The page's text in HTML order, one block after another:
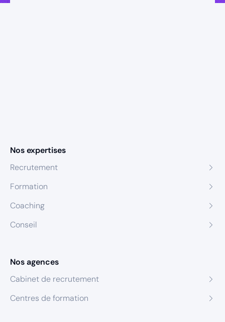
Nos expertises
Recrutement
Formation
Coaching
Conseil
Nos agences
Cabinet de recrutement
Centres de formation